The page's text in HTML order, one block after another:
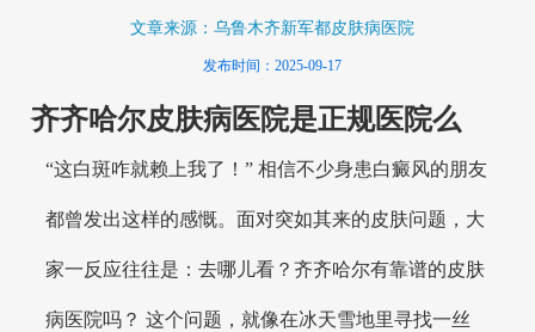
文章来源：乌鲁木齐新军都皮肤病医院
发布时间：2025-09-17
齐齐哈尔皮肤病医院是正规医院么
“这白斑咋就赖上我了！” 相信不少身患白癜风的朋友
都曾发出这样的感慨。面对突如其来的皮肤问题，大
家一反应往往是：去哪儿看？齐齐哈尔有靠谱的皮肤
病医院吗？ 这个问题，就像在冰天雪地里寻找一丝